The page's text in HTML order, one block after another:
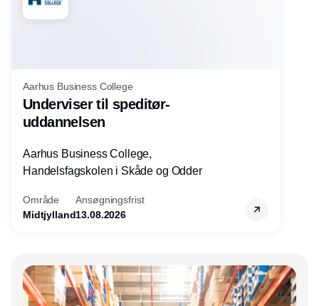
Aarhus Business College
Underviser til speditør-
uddannelsen
Aarhus Business College,
Handelsfagskolen i Skåde og Odder
Område
Midtjylland
Ansøgningsfrist
13.08.2026
Annonce